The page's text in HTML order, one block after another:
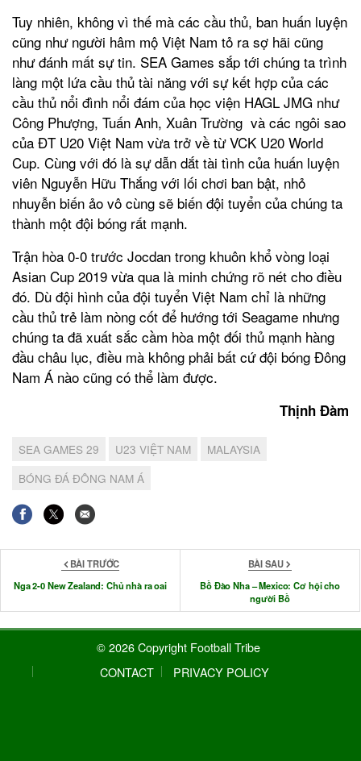
Tuy nhiên, không vì thế mà các cầu thủ, ban huấn luyện
cũng như người hâm mộ Việt Nam tỏ ra sợ hãi cũng
như đánh mất sự tin. SEA Games sắp tới chúng ta trình
làng một lứa cầu thủ tài năng với sự kết hợp của các
cầu thủ nổi đình nổi đám của học viện HAGL JMG như
Công Phượng, Tuấn Anh, Xuân Trường và các ngôi sao
của ĐT U20 Việt Nam vừa trở về từ VCK U20 World
Cup. Cùng với đó là sự dẫn dắt tài tình của huấn luyện
viên Nguyễn Hữu Thắng với lối chơi ban bật, nhỏ
nhuyễn biến ảo vô cùng sẽ biến đội tuyển của chúng ta
thành một đội bóng rất mạnh.
Trận hòa 0-0 trước Jocdan trong khuôn khổ vòng loại
Asian Cup 2019 vừa qua là minh chứng rõ nét cho điều
đó. Dù đội hình của đội tuyển Việt Nam chỉ là những
cầu thủ trẻ làm nòng cốt để hướng tới Seagame nhưng
chúng ta đã xuất sắc cầm hòa một đối thủ mạnh hàng
đầu châu lục, điều mà không phải bất cứ đội bóng Đông
Nam Á nào cũng có thể làm được.
Thịnh Đàm
SEA GAMES 29 U23 VIỆT NAM
MALAYSIA
BÓNG ĐÁ ĐÔNG NAM Á
BÀI TRƯỚC
Nga 2-0 New Zealand: Chủ nhà ra oai
BÀI SAU
Bồ Đào Nha – Mexico: Cơ hội cho
người Bồ
© 2026 Copyright Football Tribe
CONTACT
PRIVACY POLICY